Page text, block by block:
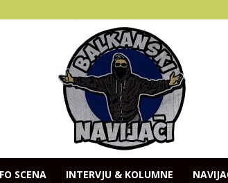
SCENA INTERVJU & KOLUMNE